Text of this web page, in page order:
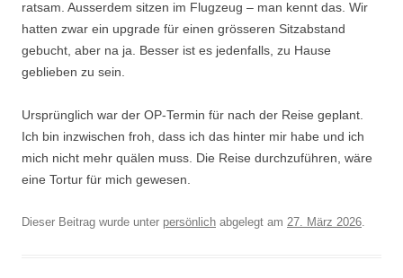
ratsam. Ausserdem sitzen im Flugzeug – man kennt das. Wir
hatten zwar ein upgrade für einen grösseren Sitzabstand
gebucht, aber na ja. Besser ist es jedenfalls, zu Hause
geblieben zu sein.
Ursprünglich war der OP-Termin für nach der Reise geplant.
Ich bin inzwischen froh, dass ich das hinter mir habe und ich
mich nicht mehr quälen muss. Die Reise durchzuführen, wäre
eine Tortur für mich gewesen.
Dieser Beitrag wurde unter persönlich abgelegt am 27. März 2026.